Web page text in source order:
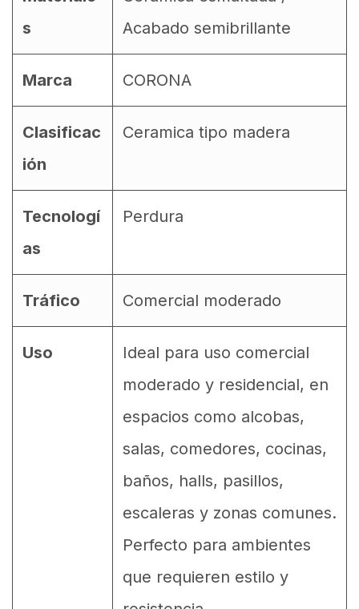
s
Acabado semibrillante
Marca CORONA
Clasificac
ión
Ceramica tipo madera
Tecnologí
as
Perdura
Tráfico Comercial moderado
Uso
Ideal para uso comercial
moderado y residencial, en
espacios como alcobas,
salas, comedores, cocinas,
baños, halls, pasillos,
escaleras y zonas comunes.
Perfecto para ambientes
que requieren estilo y